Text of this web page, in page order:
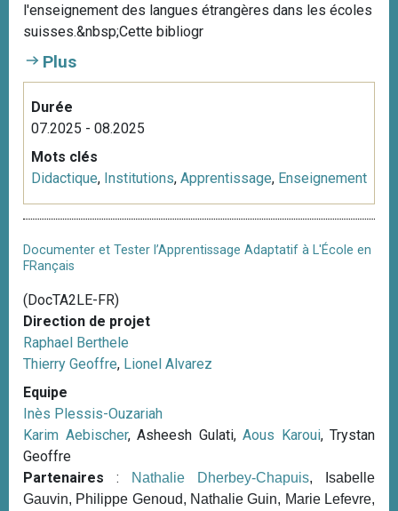
l'enseignement des langues étrangères dans les écoles
suisses.&nbsp;Cette bibliogr
Plus
Durée
07.2025 - 08.2025
Mots clés
Didactique, Institutions, Apprentissage, Enseignement
Documenter et Tester l’Apprentissage Adaptatif à L'École en
FRançais
(DocTA2LE-FR)
Direction de projet
Raphael Berthele
Thierry Geoffre, Lionel Alvarez
Equipe
Inès Plessis-Ouzariah
Karim Aebischer, Asheesh Gulati, Aous Karoui, Trystan
Geoffre
Partenaires : Nathalie Dherbey-Chapuis, Isabelle
Gauvin, Philippe Genoud, Nathalie Guin, Marie Lefevre,